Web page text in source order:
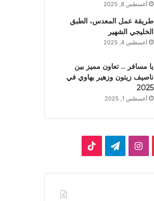
أغسطس 8, 2025
طريقة عمل المعدس، الطبق
الخليجي الشهير
أغسطس 4, 2025
يا مسافر … تعاون مميز بين
ناصيف زيتون وزهير بهاوي في
2025
أغسطس 1, 2025
ا